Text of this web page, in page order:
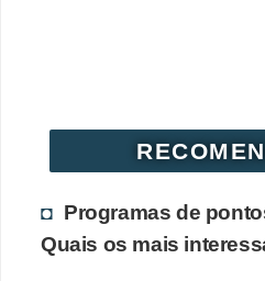
Programas de
Quais os mais